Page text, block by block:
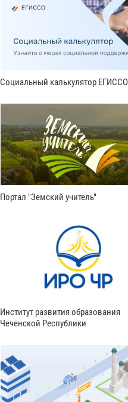
Социальный калькулятор ЕГИССО
Портал "Земский учитель"
Институт развития образования
Чеченской Республики